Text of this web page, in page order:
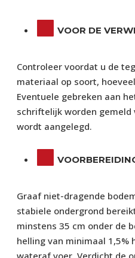
VOOR DE
Controleer voordat u de
materiaal op soort,
Eventuele gebreken aan
schriftelijk worden
wordt aangelegd.
Graaf niet-dragende
stabiele ondergrond
minstens 35 cm onder de
helling van minimaal 1,5%